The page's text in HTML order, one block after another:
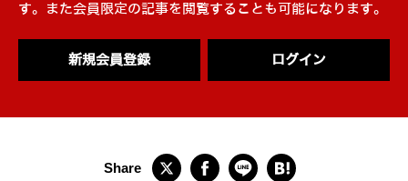
す。また会員限定の記事を閲覧することも可能になります。
新規会員登録 ログイン